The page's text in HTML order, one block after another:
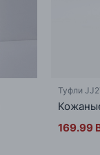
Туфли
169.99